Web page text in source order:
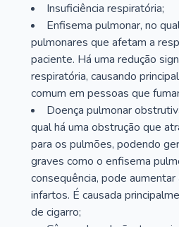
Insuficiência respiratória;
Enfisema pulmonar, no
pulmonares que afetam a
paciente. Há uma redução
respiratória, causando
comum em pessoas que
Doença pulmonar
qual há uma obstrução que
para os pulmões, podendo
graves como o enfisema
consequência, pode
infartos. É causada
de cigarro;